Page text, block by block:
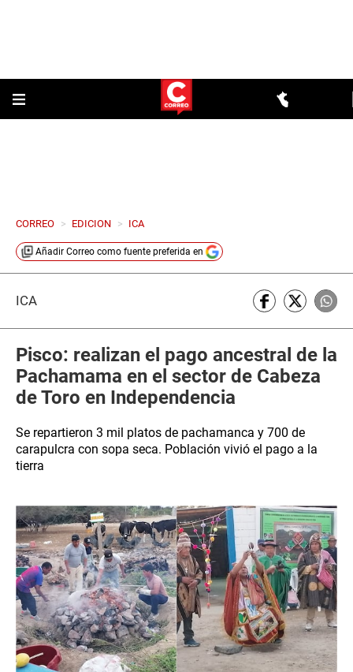
CORREO > EDICION > ICA
Añadir Correo como fuente preferida en
ICA
Pisco: realizan el pago ancestral de la
Pachamama en el sector de Cabeza
de Toro en Independencia
Se repartieron 3 mil platos de pachamanca y 700 de
carapulcra con sopa seca. Población vivió el pago a la
tierra